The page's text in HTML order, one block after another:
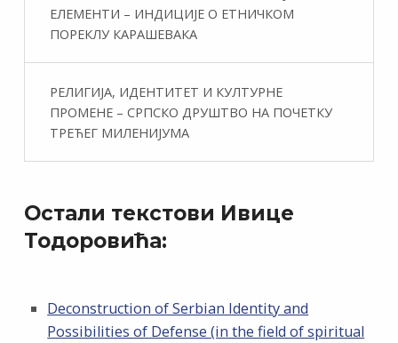
ЕЛЕМЕНТИ – ИНДИЦИЈЕ О ЕТНИЧКОМ
ПОРЕКЛУ КАРАШЕВАКА
РЕЛИГИЈА, ИДЕНТИТЕТ И КУЛТУРНЕ
ПРОМЕНЕ – СРПСКО ДРУШТВО НА ПОЧЕТКУ
ТРЕЋЕГ МИЛЕНИЈУМА
Остали текстови Ивице
Тодоровића:
Deconstruction of Serbian Identity and
Possibilities of Defense (in the field of spiritual